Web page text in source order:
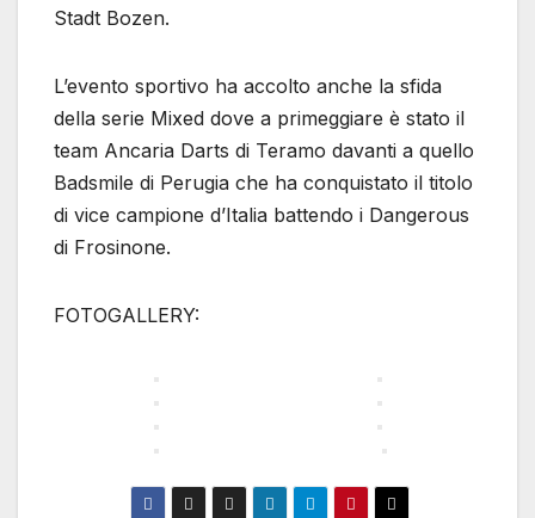
Stadt Bozen.
L’evento sportivo ha accolto anche la sfida
della serie Mixed dove a primeggiare è stato il
team Ancaria Darts di Teramo davanti a quello
Badsmile di Perugia che ha conquistato il titolo
di vice campione d’Italia battendo i Dangerous
di Frosinone.
FOTOGALLERY: